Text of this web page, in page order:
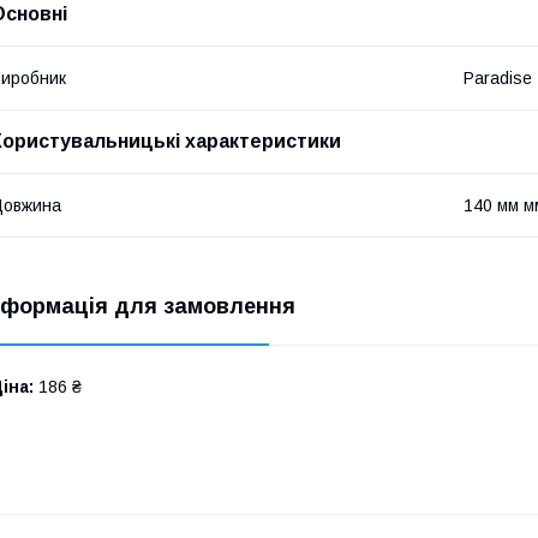
Paradise
характеристики
140 мм
для замовлення
186 ₴